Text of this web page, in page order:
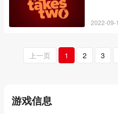
2022-09-
上一页 1 2 3
游戏信息